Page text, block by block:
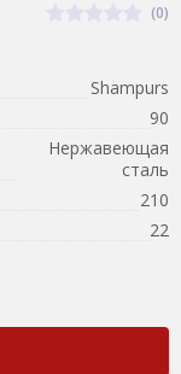
(0)
Shampurs
90
Нержавеющая
сталь
210
22